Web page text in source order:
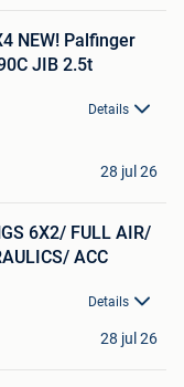
NEW! Palfinger
JIB 2.5t
Details
28 jul 26
6X2/ FULL AIR/
ACC
Details
28 jul 26